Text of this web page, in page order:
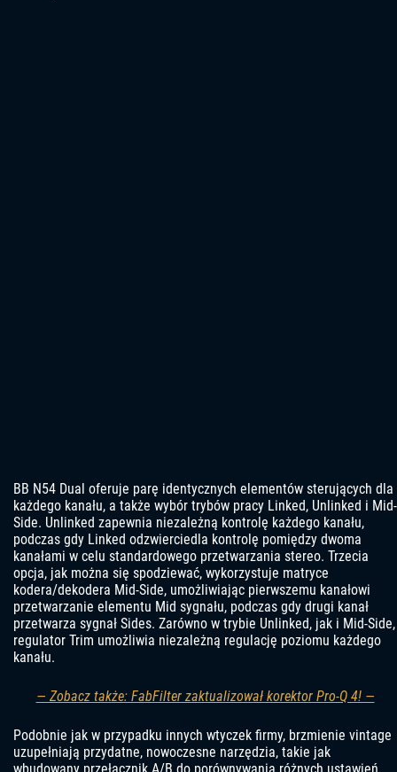
BB N54 Dual oferuje parę identycznych elementów sterujących dla
każdego kanału, a także wybór trybów pracy Linked, Unlinked i Mid-
Side. Unlinked zapewnia niezależną kontrolę każdego kanału,
podczas gdy Linked odzwierciedla kontrolę pomiędzy dwoma
kanałami w celu standardowego przetwarzania stereo. Trzecia
opcja, jak można się spodziewać, wykorzystuje matryce
kodera/dekodera Mid-Side, umożliwiając pierwszemu kanałowi
przetwarzanie elementu Mid sygnału, podczas gdy drugi kanał
przetwarza sygnał Sides. Zarówno w trybie Unlinked, jak i Mid-Side,
regulator Trim umożliwia niezależną regulację poziomu każdego
kanału.
— Zobacz także: FabFilter zaktualizował korektor Pro-Q 4! —
Podobnie jak w przypadku innych wtyczek firmy, brzmienie vintage
uzupełniają przydatne, nowoczesne narzędzia, takie jak